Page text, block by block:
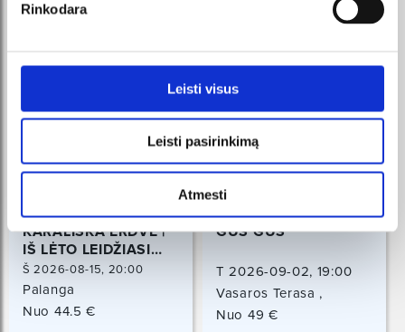
Rinkodara
Leisti visus
Leisti pasirinkimą
Atmesti
KARALIŠKA ERDVĖ |
IŠ LĖTO LEIDŽIASI
SAULĖ
Š 2026-08-15, 20:00
Palanga
Nuo 44.5 €
GUS GUS
T 2026-09-02, 19:00
Vasaros Terasa ,
Vilniaus 39, Vilnius
Nuo 49 €